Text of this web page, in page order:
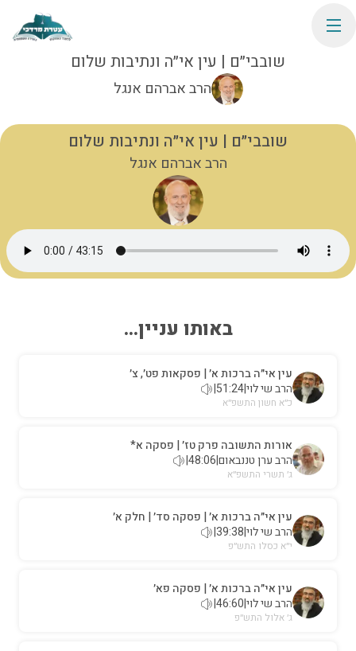
שובבי״ם | עין אי״ה ונתיבות שלום
הרב אברהם אנגל
שובבי״ם | עין אי״ה ונתיבות שלום
הרב אברהם אנגל
באותו עניין...
עין אי״ה ברכות א׳ | פסקאות פט׳, צ׳
הרב שי לוי|
51:24
|
כ״א חשון התשפ״א
אורות התשובה פרק טז׳ | פסקה א*
הרב ערן טננבאום|
48:06
|
ג׳ תשרי התשפ״א
עין אי״ה ברכות א׳ | פסקה סד׳ | חלק א׳
הרב שי לוי|
39:38
|
י״א כסלו התש״פ
עין אי״ה ברכות א׳ | פסקה פא׳
הרב שי לוי|
46:60
|
ג׳ אלול התש״פ